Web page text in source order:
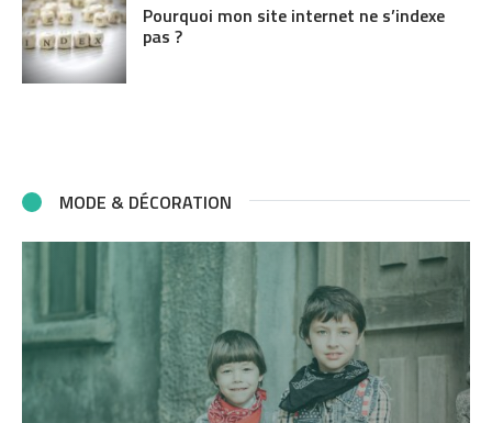
Pourquoi mon site internet ne s’indexe
pas ?
MODE & DÉCORATION